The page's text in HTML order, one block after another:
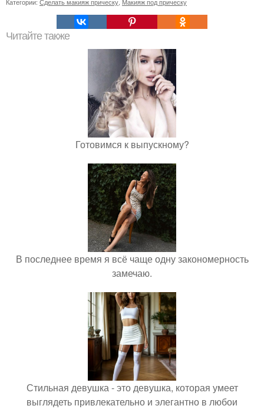
Читайте также
Готовимся к выпускному?
В последнее время я всё чаще одну закономерность
замечаю.
Стильная девушка - это девушка, которая умеет
выглядеть привлекательно и элегантно в любои